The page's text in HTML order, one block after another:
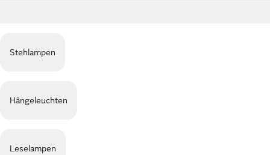
Stehlampen
Hängeleuchten
Leselampen